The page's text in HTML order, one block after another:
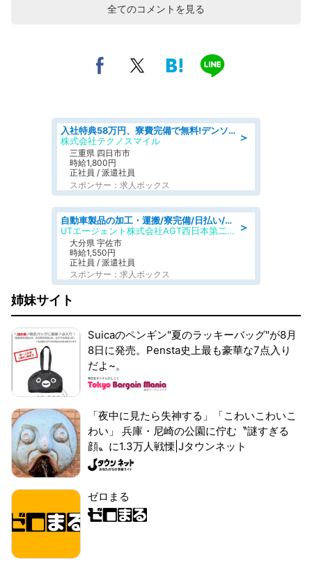
全てのコメントを見る
＞
入社特典58万円、寮費完備で無料!デンソーで働こう!自動車工場で小型部品の検査業務 denso aichi
株式会社テクノスマイル
三重県 四日市市
時給1,800円
正社員 / 派遣社員
スポンサー：求人ボックス
＞
自動車製品の加工・運搬/寮完備/日払い/工場・製造
UTエージェント株式会社AGT西日本第二CU
大分県 宇佐市
時給1,550円
正社員 / 派遣社員
スポンサー：求人ボックス
姉妹サイト
Suicaのペンギン"夏のラッキーバッグ"が8月
8日に発売。Pensta史上最も豪華な7点入り
だよ~。
「夜中に見たら失神する」「こわいこわいこ
わい」 兵庫・尼崎の公園に佇む〝謎すぎる
顔〟に1.3万人戦慄|Jタウンネット
ゼロまる